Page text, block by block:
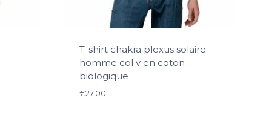
T-shirt chakra plexus solaire
homme col v en coton
biologique
€27.00